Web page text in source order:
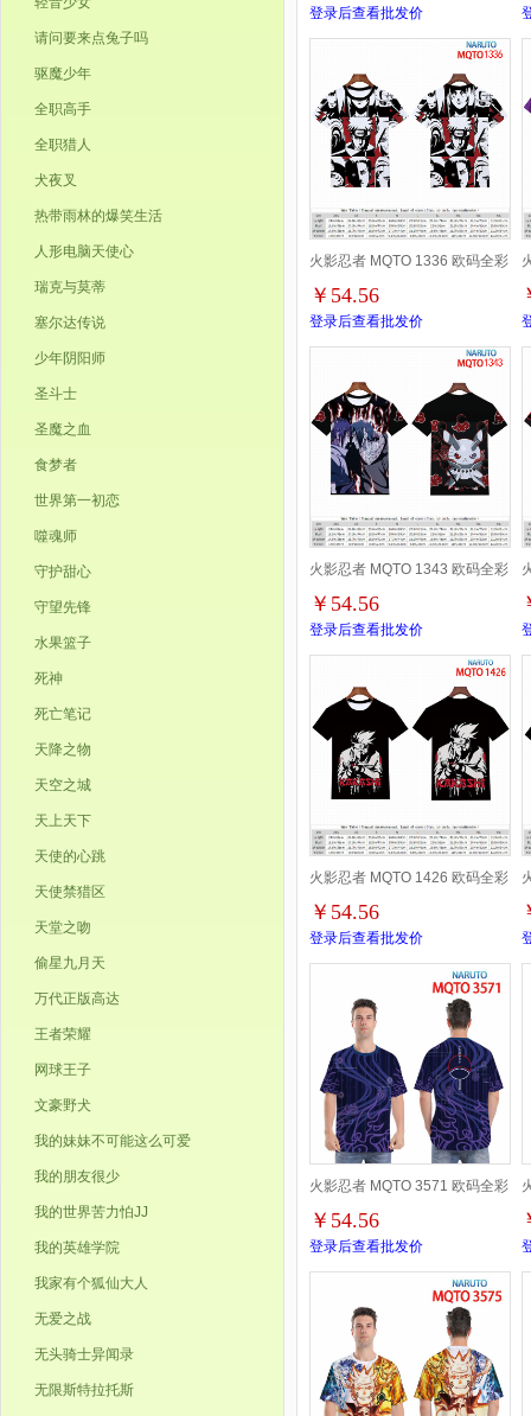
请问要来点兔子吗
驱魔少年
全职高手
全职猎人
犬夜叉
热带雨林的爆笑生活
人形电脑天使心
瑞克与莫蒂
塞尔达传说
少年阴阳师
圣斗士
圣魔之血
食梦者
世界第一初恋
噬魂师
守护甜心
守望先锋
水果篮子
死神
死亡笔记
天降之物
天空之城
天上天下
天使的心跳
天使禁猎区
天堂之吻
偷星九月天
万代正版高达
王者荣耀
网球王子
文豪野犬
我的妹妹不可能这么可爱
我的朋友很少
我的世界苦力怕JJ
我的英雄学院
我家有个狐仙大人
无爱之战
无头骑士异闻录
无限斯特拉托斯
登录后查看批发价
火影忍者 MQTO 1336 欧码全彩
印花短袖T恤-2XS-4XL共9个码
￥54.56
登录后查看批发价
火影忍者 MQTO 1343 欧码全彩
印花短袖T恤-2XS-4XL共9个码
￥54.56
登录后查看批发价
火影忍者 MQTO 1426 欧码全彩
印花短袖T恤-2XS-4XL共9个码
￥54.56
登录后查看批发价
火影忍者 MQTO 3571 欧码全彩
印花短袖T恤-2XS-4XL共9个码
￥54.56
登录后查看批发价